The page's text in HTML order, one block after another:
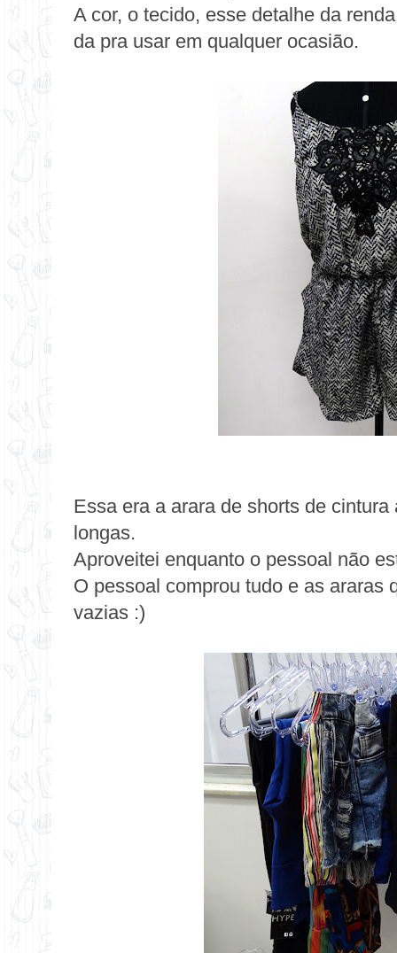
A cor, o tecido, esse detalhe da
da pra usar em qualquer ocasião.
Essa era a arara de shorts de
longas.
Aproveitei enquanto o pessoal não
O pessoal comprou tudo e as araras
vazias :)